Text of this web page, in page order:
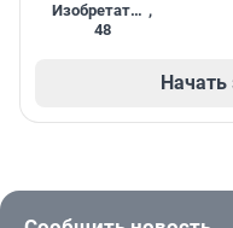
Изобретатель ,
48
Начать